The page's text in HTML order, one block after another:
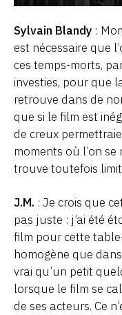
Sylvain Blandy :
est nécessaire que
ces temps-morts,
investies, pour que
retrouve dans de
que si le film est
de creux
moments où l’on se
trouve toutefois
J.M. : Je crois que
pas juste : j’ai été
film pour cette
homogène que
vrai qu’un petit
lorsque le film se
de ses acteurs. Ce